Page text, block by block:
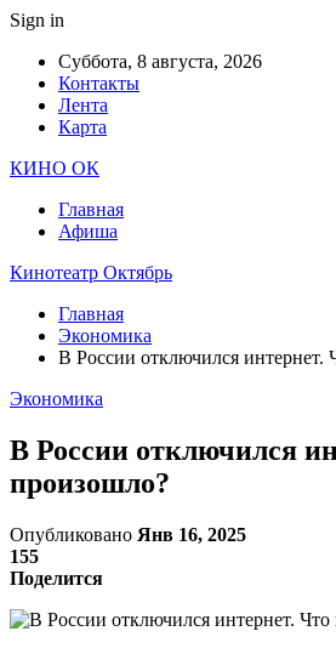
Sign in
Суббота, 8 августа, 2026
Контакты
Лента
Карта
КИНО ОК
Главная
Афиша
Кинотеатр Октябрь
Главная
Экономика
В России отключился интернет.
Экономика
В России отключился
произошло?
Опубликовано Янв 16, 2025
155
Поделится